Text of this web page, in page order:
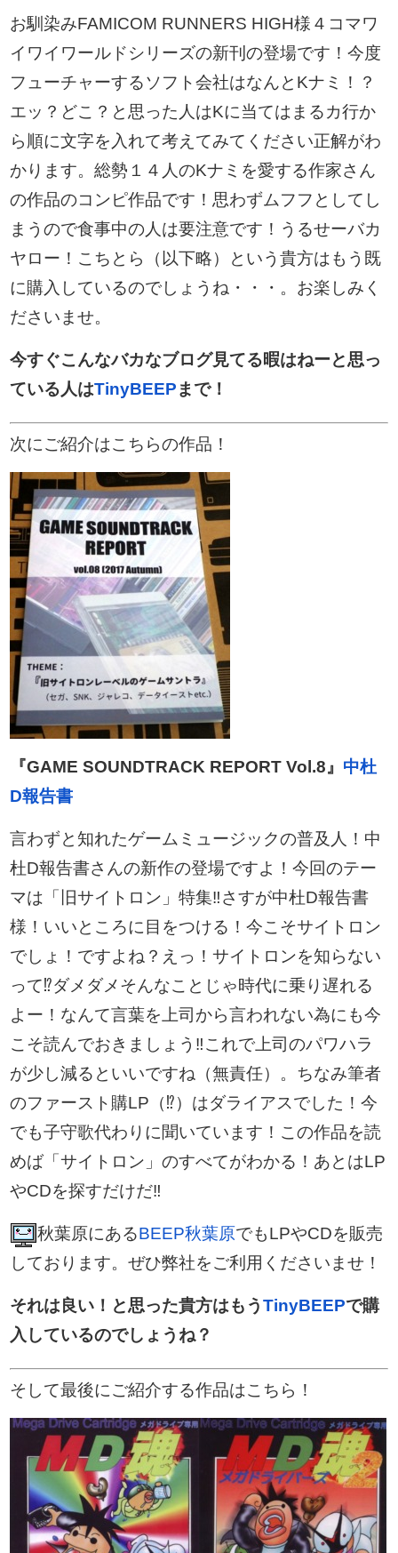
お馴染みFAMICOM RUNNERS HIGH様４コマワ
イワイワールドシリーズの新刊の登場です！今度
フューチャーするソフト会社はなんとKナミ！？
エッ？どこ？と思った人はKに当てはまるカ行か
ら順に文字を入れて考えてみてください正解がわ
かります。総勢１４人のKナミを愛する作家さん
の作品のコンピ作品です！思わずムフフとしてし
まうので食事中の人は要注意です！うるせーバカ
ヤロー！こちとら（以下略）という貴方はもう既
に購入しているのでしょうね・・・。お楽しみく
ださいませ。
今すぐこんなバカなブログ見てる暇はねーと思っ
ている人はTinyBEEPまで！
次にご紹介はこちらの作品！
『GAME SOUNDTRACK REPORT Vol.8』 中杜
D報告書
言わずと知れたゲームミュージックの普及人！中
杜D報告書さんの新作の登場ですよ！今回のテー
マは「旧サイトロン」特集‼︎さすが中杜D報告書
様！いいところに目をつける！今こそサイトロン
でしょ！ですよね？えっ！サイトロンを知らない
って⁉︎ダメダメそんなことじゃ時代に乗り遅れる
よー！なんて言葉を上司から言われない為にも今
こそ読んでおきましょう‼︎これで上司のパワハラ
が少し減るといいですね（無責任）。ちなみ筆者
のファースト購LP（⁉︎）はダライアスでした！今
でも子守歌代わりに聞いています！この作品を読
めば「サイトロン」のすべてがわかる！あとはLP
やCDを探すだけだ‼︎
秋葉原にあるBEEP秋葉原でもLPやCDを販売
しております。ぜひ弊社をご利用くださいませ！
それは良い！と思った貴方はもうTinyBEEPで購
入しているのでしょうね？
そして最後にご紹介する作品はこちら！